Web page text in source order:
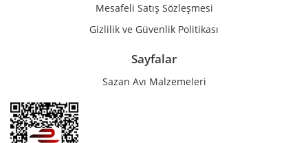
Mesafeli Satış Sözleşmesi
Gizlilik ve Güvenlik Politikası
Sayfalar
Sazan Avı Malzemeleri